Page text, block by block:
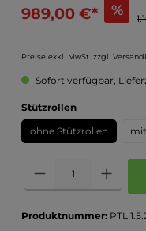
989,00 €* %
Preise exkl. MwSt. zzgl.
Sofort verfügbar,
Stützrollen
ohne Stützrollen
Produktnummer: PTL